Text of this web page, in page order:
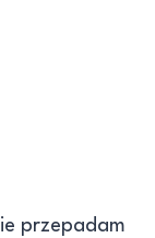
przepadam